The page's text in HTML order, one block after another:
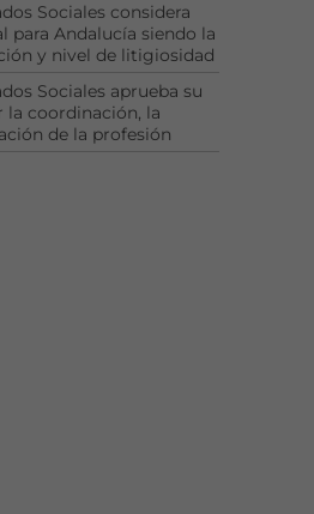
Sociales considera
para Andalucía siendo la
y nivel de litigiosidad
Sociales aprueba su
la coordinación, la
de la profesión